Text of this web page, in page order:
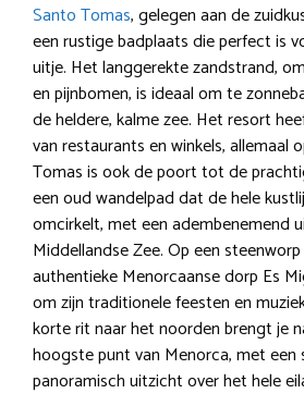
Santo Tomas, gelegen aan de
een rustige badplaats die perfect is
uitje. Het langgerekte zandstrand,
en pijnbomen, is ideaal om te
de heldere, kalme zee. Het resort
van restaurants en winkels, allemaal
Tomas is ook de poort tot de
een oud wandelpad dat de hele
omcirkelt, met een adembenemend
Middellandse Zee. Op een
authentieke Menorcaanse dorp Es
om zijn traditionele feesten en
korte rit naar het noorden brengt je
hoogste punt van Menorca, met een
panoramisch uitzicht over het hele